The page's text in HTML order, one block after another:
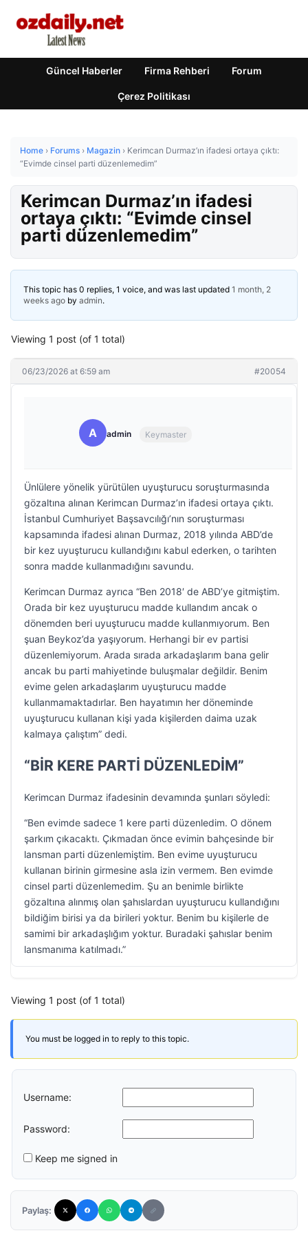
Güncel Haberler Firma Rehberi Forum
Çerez Politikası
Home › Forums › Magazin › Kerimcan Durmaz’ın ifadesi ortaya çıktı:
“Evimde cinsel parti düzenlemedim”
Kerimcan Durmaz’ın ifadesi
ortaya çıktı: “Evimde cinsel
parti düzenlemedim”
This topic has 0 replies, 1 voice, and was last updated 1 month, 2
weeks ago by admin.
Viewing 1 post (of 1 total)
06/23/2026 at 6:59 am #20054
A admin Keymaster
Ünlülere yönelik yürütülen uyuşturucu soruşturmasında
gözaltına alınan Kerimcan Durmaz’ın ifadesi ortaya çıktı.
İstanbul Cumhuriyet Başsavcılığı’nın soruşturması
kapsamında ifadesi alınan Durmaz, 2018 yılında ABD’de
bir kez uyuşturucu kullandığını kabul ederken, o tarihten
sonra madde kullanmadığını savundu.
Kerimcan Durmaz ayrıca “Ben 2018′ de ABD’ye gitmiştim.
Orada bir kez uyuşturucu madde kullandım ancak o
dönemden beri uyuşturucu madde kullanmıyorum. Ben
şuan Beykoz’da yaşıyorum. Herhangi bir ev partisi
düzenlemiyorum. Arada sırada arkadaşlarım bana gelir
ancak bu parti mahiyetinde buluşmalar değildir. Benim
evime gelen arkadaşlarım uyuşturucu madde
kullanmamaktadırlar. Ben hayatımın her döneminde
uyuşturucu kullanan kişi yada kişilerden daima uzak
kalmaya çalıştım” dedi.
“BİR KERE PARTİ DÜZENLEDİM”
Kerimcan Durmaz ifadesinin devamında şunları söyledi:
“Ben evimde sadece 1 kere parti düzenledim. O dönem
şarkım çıkacaktı. Çıkmadan önce evimin bahçesinde bir
lansman parti düzenlemiştim. Ben evime uyuşturucu
kullanan birinin girmesine asla izin vermem. Ben evimde
cinsel parti düzenlemedim. Şu an benimle birlikte
gözaltına alınmış olan şahıslardan uyuşturucu kullandığını
bildiğim birisi ya da birileri yoktur. Benim bu kişilerle de
samimi bir arkadaşlığım yoktur. Buradaki şahıslar benim
lansmanıma katılmadı.”
Viewing 1 post (of 1 total)
You must be logged in to reply to this topic.
Username:
Password:
Keep me signed in
Paylaş: